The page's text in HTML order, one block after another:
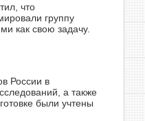
что
группу
как свою задачу.
России в
а также
были учтены